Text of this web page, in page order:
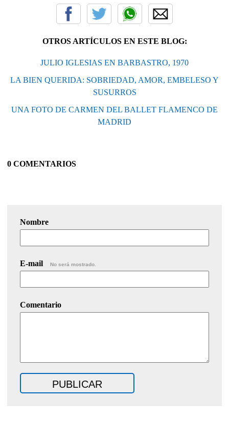
OTROS ARTÍCULOS EN ESTE BLOG:
JULIO IGLESIAS EN BARBASTRO, 1970
LA BIEN QUERIDA: SOBRIEDAD, AMOR, EMBELESO Y
SUSURROS
UNA FOTO DE CARMEN DEL BALLET FLAMENCO DE
MADRID
0 COMENTARIOS
Nombre
E-mail No será mostrado.
Comentario